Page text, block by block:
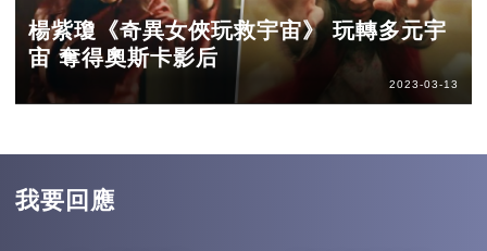
楊紫瓊《奇異女俠玩救宇宙》 玩轉多元宇
宙 奪得奧斯卡影后
2023-03-13
我要回應